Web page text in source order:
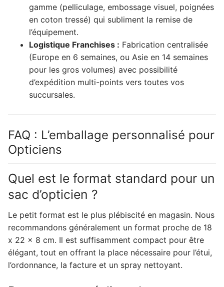
gamme (pelliculage, embossage visuel, poignées
en coton tressé) qui subliment la remise de
l’équipement.
Logistique Franchises : Fabrication centralisée
(Europe en 6 semaines, ou Asie en 14 semaines
pour les gros volumes) avec possibilité
d’expédition multi-points vers toutes vos
succursales.
FAQ : L’emballage personnalisé pour
Opticiens
Quel est le format standard pour un
sac d’opticien ?
Le petit format est le plus plébiscité en magasin. Nous
recommandons généralement un format proche de 18
x 22 x 8 cm. Il est suffisamment compact pour être
élégant, tout en offrant la place nécessaire pour l’étui,
l’ordonnance, la facture et un spray nettoyant.